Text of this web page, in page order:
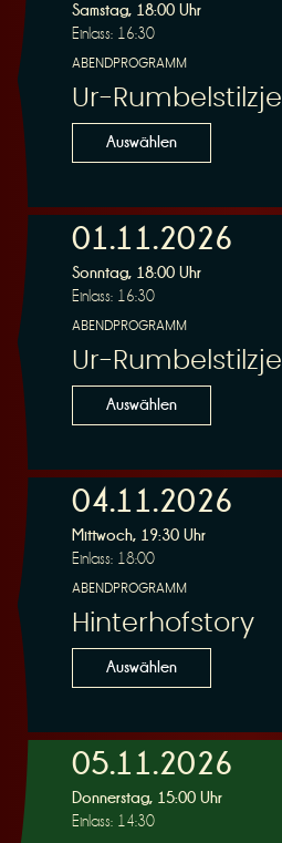
Samstag, 18:00 Uhr
Einlass: 16:30
ABENDPROGRAMM
Ur-Rumbelstilzje
Auswählen
01.11.2026
Sonntag, 18:00 Uhr
Einlass: 16:30
ABENDPROGRAMM
Ur-Rumbelstilzje
Auswählen
04.11.2026
Mittwoch, 19:30 Uhr
Einlass: 18:00
ABENDPROGRAMM
Hinterhofstory
Auswählen
05.11.2026
Donnerstag, 15:00 Uhr
Einlass: 14:30